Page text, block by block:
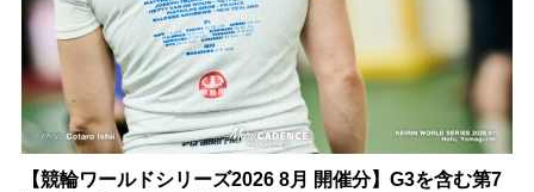
【競輪ワールドシリーズ2026 8月 開催分】G3を含む第7